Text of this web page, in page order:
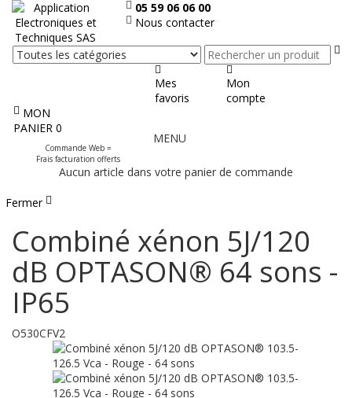
05 59 06 06 00
Nous contacter
Mes
favoris
Mon
compte
MON
PANIER 0
Commande Web =
Frais facturation offerts
le
MENU
Aucun article dans votre panier de commande
Fermer
Combiné xénon 5J/120
dB OPTASON® 64 sons -
IP65
O530CFV2